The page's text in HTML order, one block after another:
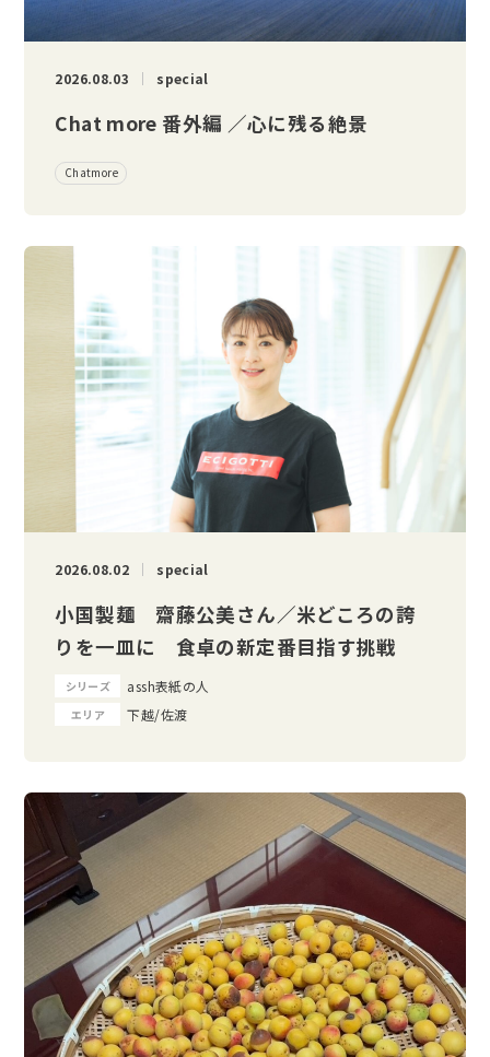
2026.08.03 special
Chat more 番外編 ／心に残る絶景
Chatmore
2026.08.02 special
小国製麺 齋藤公美さん／米どころの誇
りを一皿に 食卓の新定番目指す挑戦
シリーズ assh表紙の人
エリア 下越/佐渡